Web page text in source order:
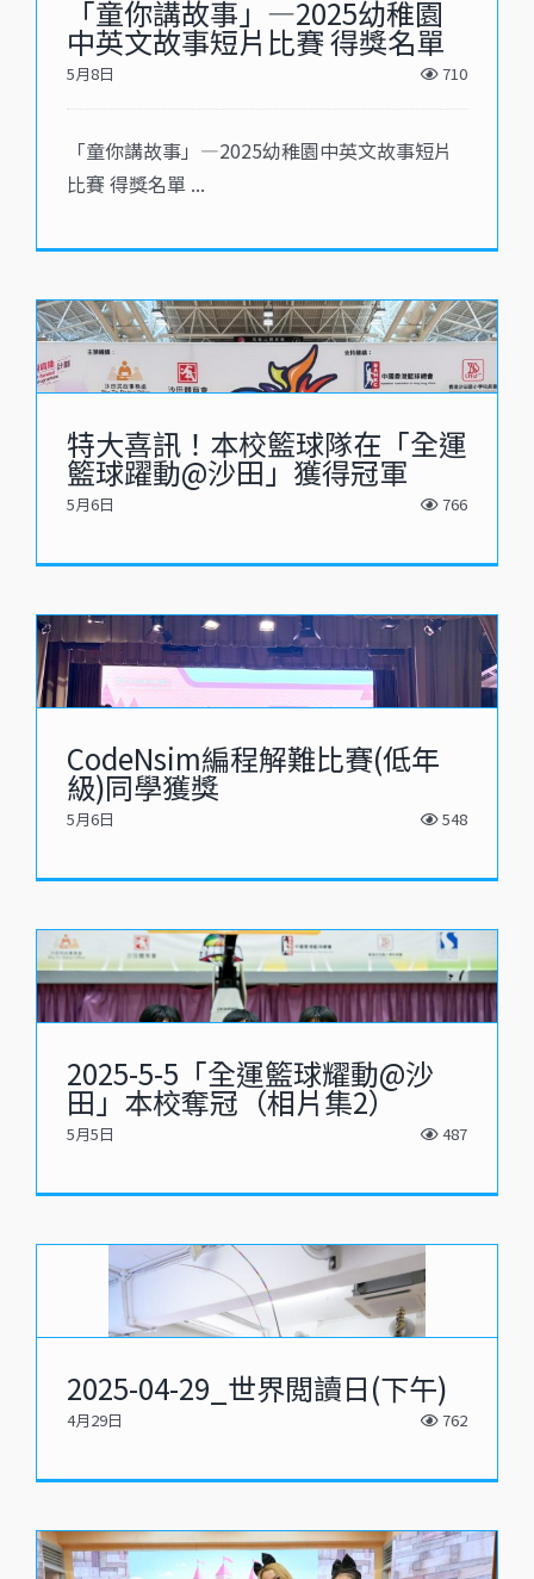
「童你講故事」—2025幼稚園
中英文故事短片比賽 得獎名單
5月8日 710
「童你講故事」—2025幼稚園中英文故事短片
比賽 得獎名單 ...
特大喜訊！本校籃球隊在「全運
籃球躍動@沙田」獲得冠軍
5月6日 766
CodeNsim編程解難比賽(低年
級)同學獲獎
5月6日 548
2025-5-5「全運籃球耀動@沙
田」本校奪冠（相片集2）
5月5日 487
2025-04-29_世界閲讀日(下午)
4月29日 762